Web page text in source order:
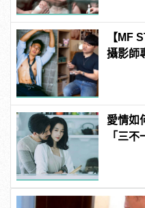
【MF
攝影師
愛情如
「三